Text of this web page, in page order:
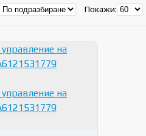
Покажи: